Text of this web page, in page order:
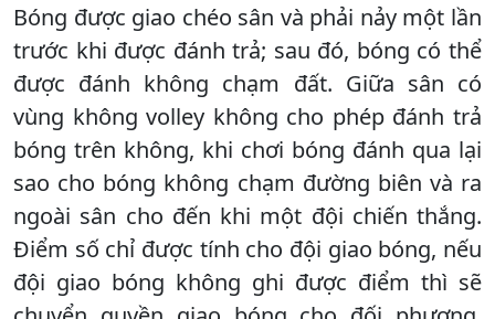
Bóng được giao chéo sân và phải nảy một lần
trước khi được đánh trả; sau đó, bóng có thể
được đánh không chạm đất. Giữa sân có
vùng không volley không cho phép đánh trả
bóng trên không, khi chơi bóng đánh qua lại
sao cho bóng không chạm đường biên và ra
ngoài sân cho đến khi một đội chiến thắng.
Điểm số chỉ được tính cho đội giao bóng, nếu
đội giao bóng không ghi được điểm thì sẽ